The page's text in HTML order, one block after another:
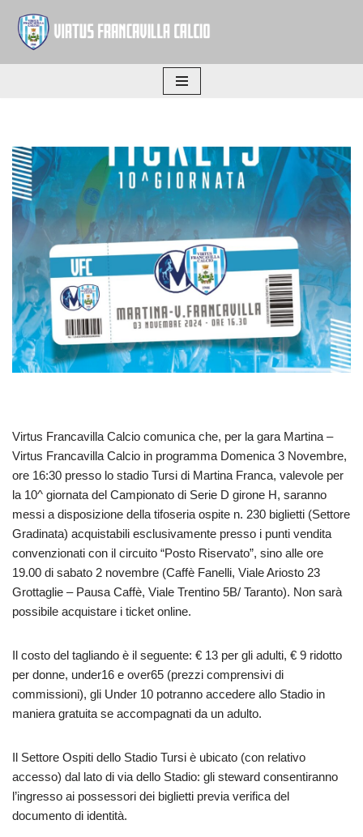
Vai
al
Virtus Francavilla Calcio comunica che, per la gara Martina –
Virtus Francavilla Calcio in programma Domenica 3 Novembre,
ore 16:30 presso lo stadio Tursi di Martina Franca, valevole per
la 10^ giornata del Campionato di Serie D girone H, saranno
messi a disposizione della tifoseria ospite n. 230 biglietti (Settore
Gradinata) acquistabili esclusivamente presso i punti vendita
convenzionati con il circuito “Posto Riservato”, sino alle ore
19.00 di sabato 2 novembre (Caffè Fanelli, Viale Ariosto 23
Grottaglie – Pausa Caffè, Viale Trentino 5B/ Taranto). Non sarà
possibile acquistare i ticket online.
Il costo del tagliando è il seguente: € 13 per gli adulti, € 9 ridotto
per donne, under16 e over65 (prezzi comprensivi di
commissioni), gli Under 10 potranno accedere allo Stadio in
maniera gratuita se accompagnati da un adulto.
Il Settore Ospiti dello Stadio Tursi è ubicato (con relativo
accesso) dal lato di via dello Stadio: gli steward consentiranno
l’ingresso ai possessori dei biglietti previa verifica del
documento di identità.